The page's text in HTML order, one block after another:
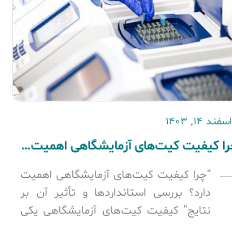
اسفند 14, 1403
“چرا کیفیت کیت‌های آزمایشگاهی اهمیت دارد؟ بررسی استانداردها و تأثیر آن بر نتایج”
“چرا کیفیت کیت‌های آزمایشگاهی اهمیت
دارد؟ بررسی استانداردها و تأثیر آن بر
نتایج” کیفیت کیت‌های آزمایشگاهی یکی